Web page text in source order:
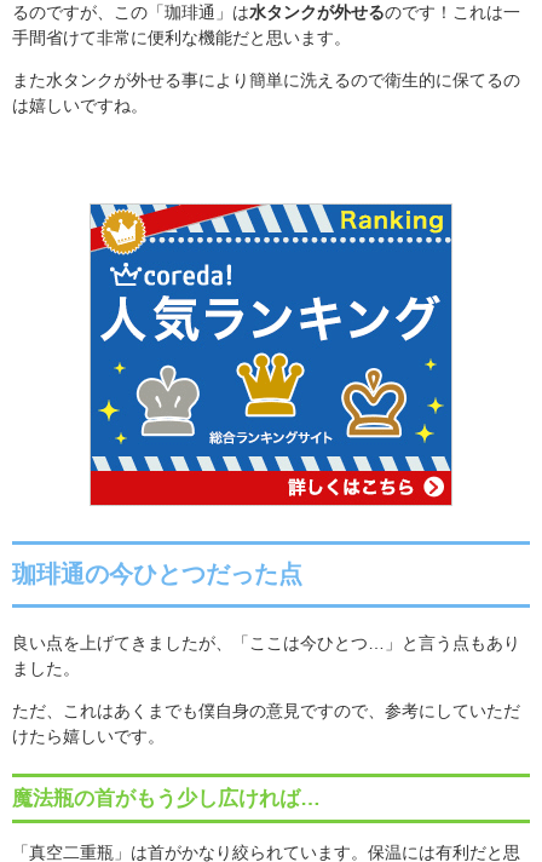
るのですが、この「珈琲通」は水タンクが外せるのです！これは一
手間省けて非常に便利な機能だと思います。
また水タンクが外せる事により簡単に洗えるので衛生的に保てるの
は嬉しいですね。
珈琲通の今ひとつだった点
良い点を上げてきましたが、「ここは今ひとつ
」と言う点もあり
ました。
ただ、これはあくまでも僕自身の意見ですので、参考にしていただ
けたら嬉しいです。
魔法瓶の首がもう少し広ければ…
「真空二重瓶」は首がかなり絞られています。保温には有利だと思